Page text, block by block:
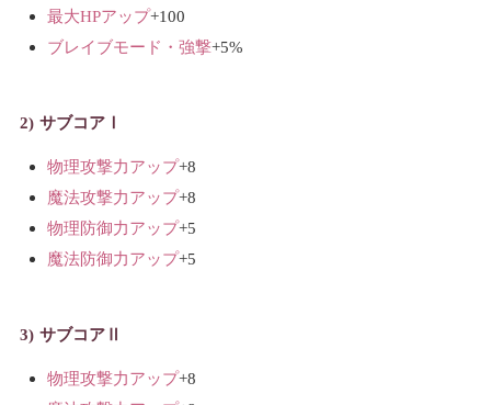
最大HPアップ+100
ブレイブモード・強撃+5%
サブコアⅠ
物理攻撃力アップ+8
魔法攻撃力アップ+8
物理防御力アップ+5
魔法防御力アップ+5
サブコアⅡ
物理攻撃力アップ+8